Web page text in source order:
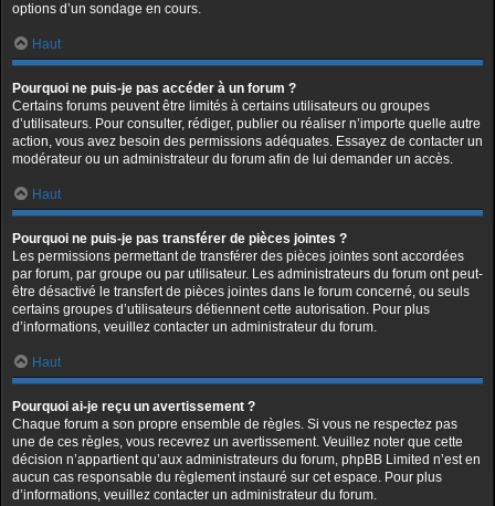
options d’un sondage en cours.
Haut
Pourquoi ne puis-je pas accéder à un forum ?
Certains forums peuvent être limités à certains utilisateurs ou groupes
d’utilisateurs. Pour consulter, rédiger, publier ou réaliser n’importe quelle autre
action, vous avez besoin des permissions adéquates. Essayez de contacter un
modérateur ou un administrateur du forum afin de lui demander un accès.
Haut
Pourquoi ne puis-je pas transférer de pièces jointes ?
Les permissions permettant de transférer des pièces jointes sont accordées
par forum, par groupe ou par utilisateur. Les administrateurs du forum ont peut-
être désactivé le transfert de pièces jointes dans le forum concerné, ou seuls
certains groupes d’utilisateurs détiennent cette autorisation. Pour plus
d’informations, veuillez contacter un administrateur du forum.
Haut
Pourquoi ai-je reçu un avertissement ?
Chaque forum a son propre ensemble de règles. Si vous ne respectez pas
une de ces règles, vous recevrez un avertissement. Veuillez noter que cette
décision n’appartient qu’aux administrateurs du forum, phpBB Limited n’est en
aucun cas responsable du règlement instauré sur cet espace. Pour plus
d’informations, veuillez contacter un administrateur du forum.